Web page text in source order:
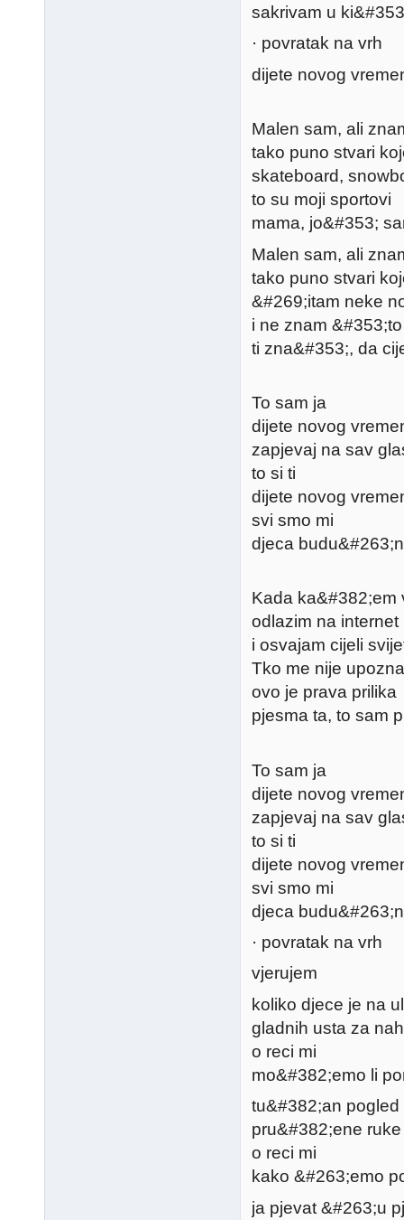
sakrivam u
· povratak na vrh
dijete novog
Malen sam, ali
tako puno stvari
skateboard,
to su moji sportovi
mama, jo&#353;
Malen sam, ali
tako puno stvari
&#269;itam neke
i ne znam
ti zna&#353;, da
To sam ja
dijete novog
zapjevaj na sav
to si ti
dijete novog
svi smo mi
djeca
Kada ka&#382;em
odlazim na internet
i osvajam cijeli
Tko me nije
ovo je prava prilika
pjesma ta, to sam
To sam ja
dijete novog
zapjevaj na sav
to si ti
dijete novog
svi smo mi
djeca
· povratak na vrh
vjerujem
koliko djece je na
gladnih usta za
o reci mi
mo&#382;emo li
tu&#382;an
pru&#382;ene
o reci mi
kako &#263;emo
ja pjevat &#263;u